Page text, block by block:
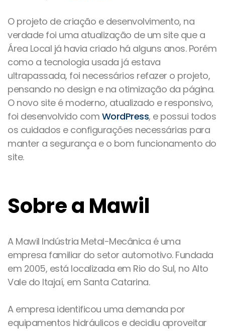
O projeto de criação e desenvolvimento, na
verdade foi uma atualização de um site que a
Área Local já havia criado há alguns anos. Porém
como a tecnologia usada já estava
ultrapassada, foi necessários refazer o projeto,
pensando no design e na otimização da página.
O novo site é moderno, atualizado e responsivo,
foi desenvolvido com WordPress, e possui todos
os cuidados e configurações necessárias para
manter a segurança e o bom funcionamento do
site.
Sobre a Mawil
A Mawil Indústria Metal-Mecânica é uma
empresa familiar do setor automotivo. Fundada
em 2005, está localizada em Rio do Sul, no Alto
Vale do Itajaí, em Santa Catarina.
A empresa identificou uma demanda por
equipamentos hidráulicos e decidiu aproveitar